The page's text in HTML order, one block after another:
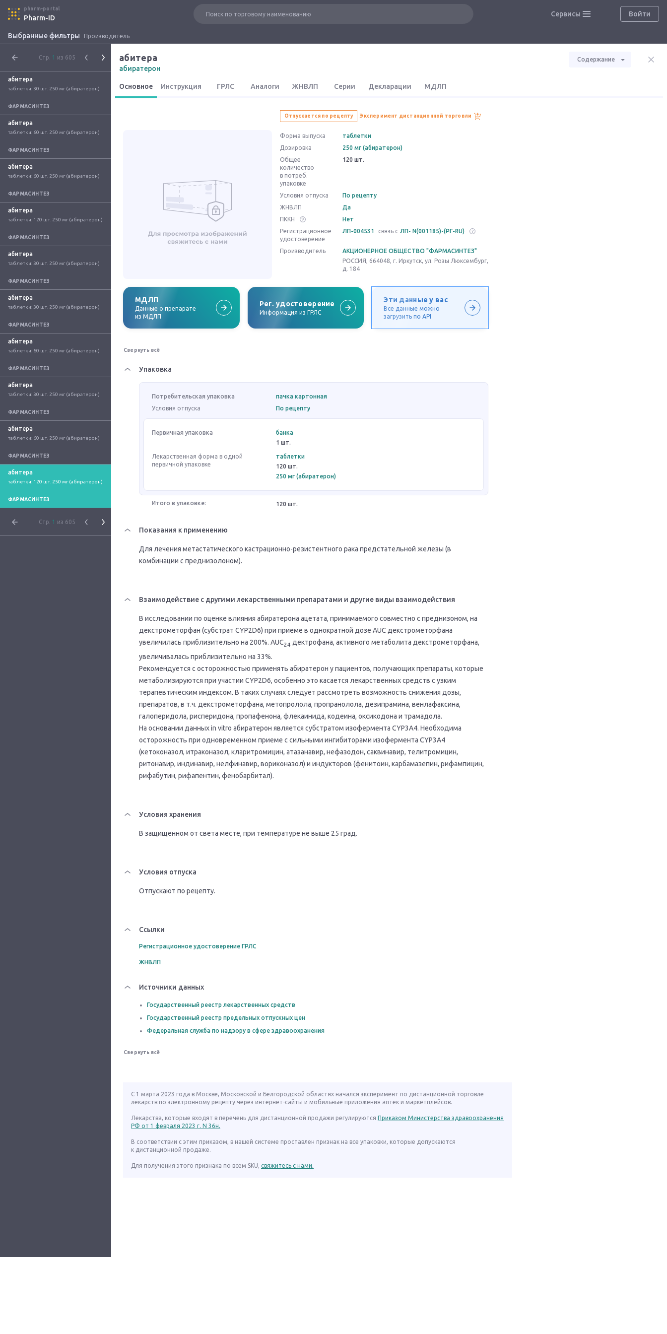
pharm-portal
Pharm-ID Сервисы Войти
Выбранные фильтры Производитель
Стр. 1 из 605
абитера
таблетки: 30 шт. 250 мг (абиратерон)
ФАРМАСИНТЕЗ
абитера
таблетки: 60 шт. 250 мг (абиратерон)
ФАРМАСИНТЕЗ
абитера
таблетки: 60 шт. 250 мг (абиратерон)
ФАРМАСИНТЕЗ
абитера
таблетки: 120 шт. 250 мг (абиратерон)
ФАРМАСИНТЕЗ
абитера
таблетки: 30 шт. 250 мг (абиратерон)
ФАРМАСИНТЕЗ
абитера
таблетки: 30 шт. 250 мг (абиратерон)
ФАРМАСИНТЕЗ
абитера
таблетки: 60 шт. 250 мг (абиратерон)
ФАРМАСИНТЕЗ
абитера
таблетки: 30 шт. 250 мг (абиратерон)
ФАРМАСИНТЕЗ
абитера
таблетки: 60 шт. 250 мг (абиратерон)
ФАРМАСИНТЕЗ
абитера
таблетки: 120 шт. 250 мг (абиратерон)
ФАРМАСИНТЕЗ
Стр. 1 из 605
абитера
абиратерон
Содержание
Основное Инструкция ГРЛС Аналоги ЖНВЛП Серии Декларации МДЛП
Отпускается по рецепту Эксперимент дистанционной торговли
Форма выпуска
таблетки
Дозировка
250 мг (абиратерон)
Общее
количество
в потреб.
упаковке
120 шт.
Условия отпуска
По рецепту
ЖНВЛП
Да
ПККН
Нет
Регистрационное
удостоверение
ЛП-004531 связь с ЛП- N(001185)-(РГ-RU)
Производитель
АКЦИОНЕРНОЕ ОБЩЕСТВО "ФАРМАСИНТЕЗ"
РОССИЯ, 664048, г. Иркутск, ул. Розы Люксембург,
д. 184
МДЛП
Данные о препарате
из МДЛП
Рег. удостоверение
Информация из ГРЛС
Эти данные у вас
Все данные можно
загрузить по API
Свернуть всё
Упаковка
Потребительская упаковка
пачка картонная
Условия отпуска
По рецепту
Первичная упаковка
банка
1 шт.
Лекарственная форма в одной
первичной упаковке
таблетки
120 шт.
250 мг (абиратерон)
Итого в упаковке: 120 шт.
Показания к применению
Для лечения метастатического кастрационно-резистентного рака предстательной железы (в
комбинации с преднизолоном).
Взаимодействие с другими лекарственными препаратами и другие виды взаимодействия
В исследовании по оценке влияния абиратерона ацетата, принимаемого совместно с преднизоном, на
декстрометорфан (субстрат CYP2D6) при приеме в однократной дозе AUC декстрометорфана
увеличилась приблизительно на 200%. AUC24 дектрофана, активного метаболита декстрометорфана,
увеличивалась приблизительно на 33%.
Рекомендуется с осторожностью применять абиратерон у пациентов, получающих препараты, которые
метаболизируются при участии CYP2D6, особенно это касается лекарственных средств с узким
терапевтическим индексом. В таких случаях следует рассмотреть возможность снижения дозы,
препаратов, в т.ч. декстрометорфана, метопролола, пропранолола, дезипрамина, венлафаксина,
галоперидола, рисперидона, пропафенона, флекаинида, кодеина, оксикодона и трамадола.
На основании данных in vitro абиратерон является субстратом изофермента CYP3A4. Необходима
осторожность при одновременном приеме с сильными ингибиторами изофермента CYP3A4
(кетоконазол, итраконазол, кларитромицин, атазанавир, нефазодон, саквинавир, телитромицин,
ритонавир, индинавир, нелфинавир, вориконазол) и индукторов (фенитоин, карбамазепин, рифампицин,
рифабутин, рифапентин, фенобарбитал).
Условия хранения
В защищенном от света месте, при температуре не выше 25 град.
Условия отпуска
Отпускают по рецепту.
Ссылки
Регистрационное удостоверение ГРЛС
ЖНВЛП
Источники данных
Государственный реестр лекарственных средств
Государственный реестр предельных отпускных цен
Федеральная служба по надзору в сфере здравоохранения
Свернуть всё
С 1 марта 2023 года в Москве, Московской и Белгородской областях начался эксперимент по дистанционной торговле
лекарств по электронному рецепту через интернет-сайты и мобильные приложения аптек и маркетплейсов.
Лекарства, которые входят в перечень для дистанционной продажи регулируются Приказом Министерства здравоохранения
РФ от 1 февраля 2023 г. N 36н.
В соответствии с этим приказом, в нашей системе проставлен признак на все упаковки, которые допускаются
к дистанционной продаже.
Для получения этого признака по всем SKU, свяжитесь с нами.